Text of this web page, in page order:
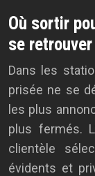
Où sortir
se
Dans les
prisée ne se
les plus
plus fermés.
clientèle
évidents et